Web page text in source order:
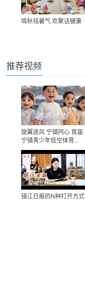
啃秋祛暑气 欢聚话健康
推荐视频
旋翼逐风 宁镇同心 首届
宁镇青少年低空体育...
镇江日报的N种打开方式